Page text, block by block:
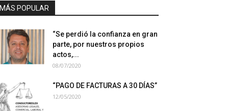
MÁS POPULAR
“Se perdió la confianza en gran
parte, por nuestros propios
actos,...
08/07/2020
“PAGO DE FACTURAS A 30 DÍAS”
12/05/2020